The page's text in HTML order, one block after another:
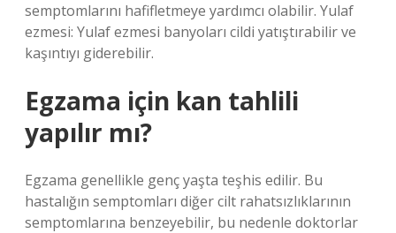
semptomlarını hafifletmeye yardımcı olabilir. Yulaf
ezmesi: Yulaf ezmesi banyoları cildi yatıştırabilir ve
kaşıntıyı giderebilir.
Egzama için kan tahlili
yapılır mı?
Egzama genellikle genç yaşta teşhis edilir. Bu
hastalığın semptomları diğer cilt rahatsızlıklarının
semptomlarına benzeyebilir, bu nedenle doktorlar